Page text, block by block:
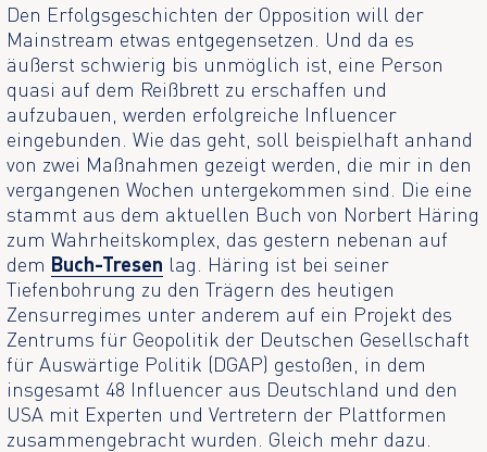
Den Erfolgsgeschichten der Opposition will der
Mainstream etwas entgegensetzen. Und da es
äußerst schwierig bis unmöglich ist, eine Person
quasi auf dem Reißbrett zu erschaffen und
aufzubauen, werden erfolgreiche Influencer
eingebunden. Wie das geht, soll beispielhaft anhand
von zwei Maßnahmen gezeigt werden, die mir in den
vergangenen Wochen untergekommen sind. Die eine
stammt aus dem aktuellen Buch von Norbert Häring
zum Wahrheitskomplex, das gestern nebenan auf
dem Buch-Tresen lag. Häring ist bei seiner
Tiefenbohrung zu den Trägern des heutigen
Zensurregimes unter anderem auf ein Projekt des
Zentrums für Geopolitik der Deutschen Gesellschaft
für Auswärtige Politik (DGAP) gestoßen, in dem
insgesamt 48 Influencer aus Deutschland und den
USA mit Experten und Vertretern der Plattformen
zusammengebracht wurden. Gleich mehr dazu.